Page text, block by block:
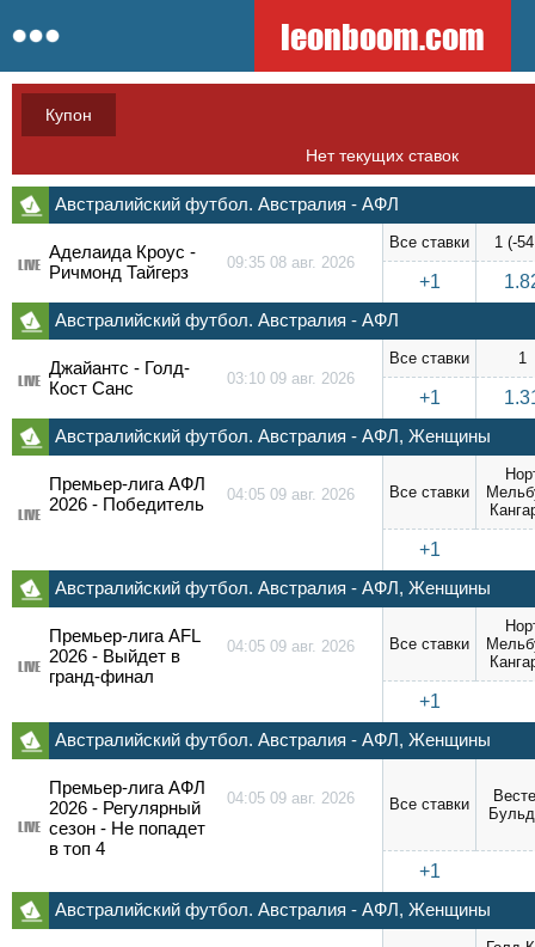
leonboom.com
Купон
Нет текущих ставок
Австралийский футбол. Австралия - АФЛ
Аделаида Кроус -
Ричмонд Тайгерз
09:35 08 авг. 2026
LIVE
Все ставки 1 (-
+1
Австралийский футбол. Австралия - АФЛ
Джайантс - Голд-
Кост Санс
03:10 09 авг. 2026
LIVE
Все ставки 1
+1
Австралийский футбол. Австралия - АФЛ, Женщины
Премьер-лига АФЛ
2026 - Победитель
04:05 09 авг. 2026
LIVE
Все ставки
+1
Австралийский футбол. Австралия - АФЛ, Женщины
Премьер-лига AFL
2026 - Выйдет в
гранд-финал
04:05 09 авг. 2026
LIVE
Все ставки
+1
Австралийский футбол. Австралия - АФЛ, Женщины
Премьер-лига АФЛ
2026 - Регулярный
сезон - Не попадет
в топ 4
04:05 09 авг. 2026
LIVE
Все ставки
+1
Австралийский футбол. Австралия - АФЛ, Женщины